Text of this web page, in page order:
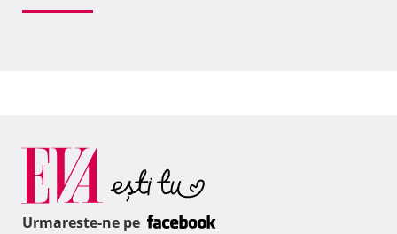
Urmareste-ne pe